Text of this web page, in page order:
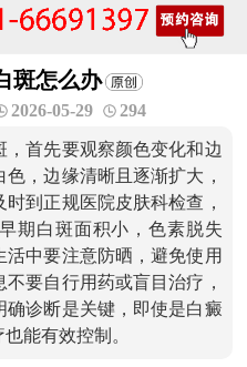
斑怎么办
2026-05-29 294
首先要观察颜色变化和边
，边缘清晰且逐渐扩大，
到正规医院皮肤科检查，
期白斑面积小，色素脱失
中要注意防晒，避免使用
要自行用药或盲目治疗，
确诊断是关键，即使是白癜
能有效控制。